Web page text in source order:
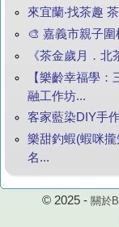
來宜蘭‧找茶趣
🎨 嘉義市親子
《茶金歲月．
【樂齡幸福學
融工作坊...
客家藍染DIY手
樂甜釣蝦(蝦咪
名...
© 2025 - 關於